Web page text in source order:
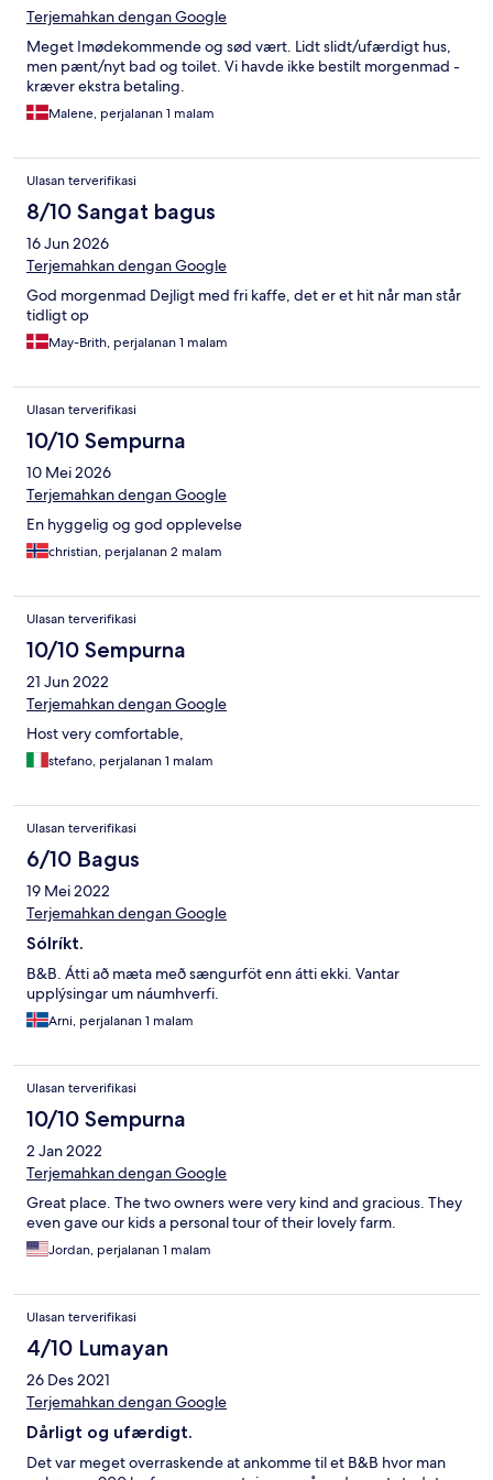
Terjemahkan dengan Google
Meget Imødekommende og sød vært. Lidt slidt/ufærdigt hus,
men pænt/nyt bad og toilet. Vi havde ikke bestilt morgenmad -
kræver ekstra betaling.
Malene, perjalanan 1 malam
Ulasan terverifikasi
8/10 Sangat bagus
16 Jun 2026
Terjemahkan dengan Google
God morgenmad Dejligt med fri kaffe, det er et hit når man står
tidligt op
May-Brith, perjalanan 1 malam
Ulasan terverifikasi
10/10 Sempurna
10 Mei 2026
Terjemahkan dengan Google
En hyggelig og god opplevelse
christian, perjalanan 2 malam
Ulasan terverifikasi
10/10 Sempurna
21 Jun 2022
Terjemahkan dengan Google
Host very comfortable,
stefano, perjalanan 1 malam
Ulasan terverifikasi
6/10 Bagus
19 Mei 2022
Terjemahkan dengan Google
Sólríkt.
B&B. Átti að mæta með sængurföt enn átti ekki. Vantar
upplýsingar um náumhverfi.
Arni, perjalanan 1 malam
Ulasan terverifikasi
10/10 Sempurna
2 Jan 2022
Terjemahkan dengan Google
Great place. The two owners were very kind and gracious. They
even gave our kids a personal tour of their lovely farm.
Jordan, perjalanan 1 malam
Ulasan terverifikasi
4/10 Lumayan
26 Des 2021
Terjemahkan dengan Google
Dårligt og ufærdigt.
Det var meget overraskende at ankomme til et B&B hvor man